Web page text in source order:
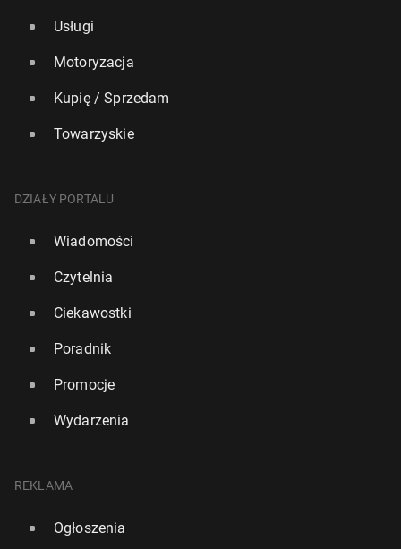
Usługi
Motoryzacja
Kupię / Sprzedam
Towarzyskie
DZIAŁY PORTALU
Wiadomości
Czytelnia
Ciekawostki
Poradnik
Promocje
Wydarzenia
REKLAMA
Ogłoszenia